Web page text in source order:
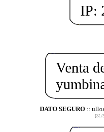
IP:
Venta
DATO SEGURO ::
[31/